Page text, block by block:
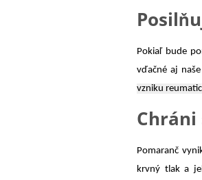
Pokiaľ bude
vďačné aj
vzniku
Chráni
Pomaranč
krvný tlak a